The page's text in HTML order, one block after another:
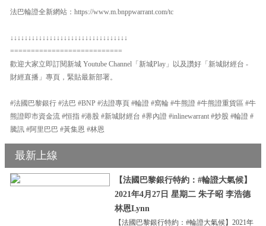
法巴輪證全新網站：https://www.m.bnppwarrant.com/tc
↓↓↓↓↓↓↓↓↓↓↓↓↓↓↓↓↓↓↓↓↓↓↓↓↓↓↓↓↓↓↓↓↓
===========================
歡迎大家立即訂閱新城 Youtube Channel「新城Play」以及讚好「新城財經台 -
財經直播」專頁，緊貼最新部署。
#法國巴黎銀行 #法巴 #BNP #法證專頁 #輪證 #窩輪 #牛熊證 #牛熊證重貨區 #牛
熊證即市資金流 #恒指 #港股 #新城財經台 #界內證 #inlinewarrant #炒股 #輪證 #
騰訊 #阿里巴巴 #黃集恩 #林恩
最新上線
【法國巴黎銀行特約：#輪證大氣候】
2021年4月27日 星期二 朱子昭 李浩德
林恩Lynn
【法國巴黎銀行特約：#輪證大氣候】2021年